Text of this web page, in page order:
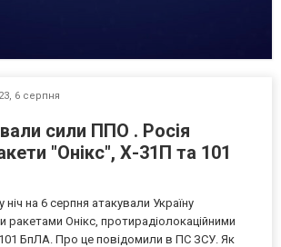
6 серпня
сили ППО . Росія
"Онікс", Х-31П та 101
ніч на 6 серпня атакували Україну
ракетами Онікс, протирадіолокаційними
БпЛА. Про це повідомили в ПС ЗСУ. Як